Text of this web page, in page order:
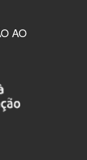
AO